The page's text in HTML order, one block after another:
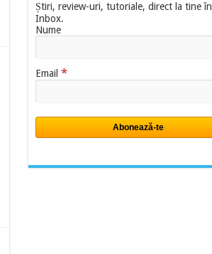
Știri, review-uri, tutoriale, direct la tine în
Inbox.
Nume
Email *